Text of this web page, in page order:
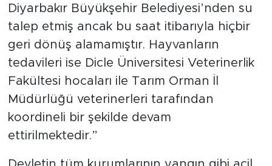
Diyarbakır Büyükşehir Belediyesi’nden su
talep etmiş ancak bu saat itibarıyla hiçbir
geri dönüş alamamıştır. Hayvanların
tedavileri ise Dicle Üniversitesi Veterinerlik
Fakültesi hocaları ile Tarım Orman İl
Müdürlüğü veterinerleri tarafından
koordineli bir şekilde devam
ettirilmektedir.”